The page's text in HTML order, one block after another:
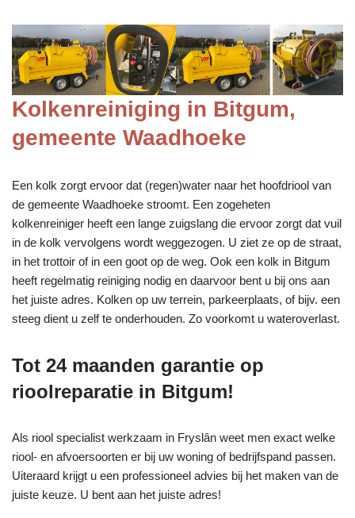
Kolkenreiniging in Bitgum,
gemeente Waadhoeke
Een kolk zorgt ervoor dat (regen)water naar het hoofdriool van
de gemeente Waadhoeke stroomt. Een zogeheten
kolkenreiniger heeft een lange zuigslang die ervoor zorgt dat vuil
in de kolk vervolgens wordt weggezogen. U ziet ze op de straat,
in het trottoir of in een goot op de weg. Ook een kolk in Bitgum
heeft regelmatig reiniging nodig en daarvoor bent u bij ons aan
het juiste adres. Kolken op uw terrein, parkeerplaats, of bijv. een
steeg dient u zelf te onderhouden. Zo voorkomt u wateroverlast.
Tot 24 maanden garantie op
rioolreparatie in Bitgum!
Als riool specialist werkzaam in Fryslân weet men exact welke
riool- en afvoersoorten er bij uw woning of bedrijfspand passen.
Uiteraard krijgt u een professioneel advies bij het maken van de
juiste keuze. U bent aan het juiste adres!